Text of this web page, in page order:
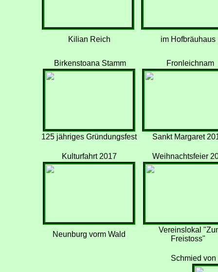
Kilian Reich im Hofbräuhaus
Birkenstoana Stamm Fronleichnam
125 jähriges Gründungsfest Sankt Margaret
Kulturfahrt 2017 Weihnachtsfeier
Neunburg vorm Wald
Vereinslokal
Freistoss"
Schmied